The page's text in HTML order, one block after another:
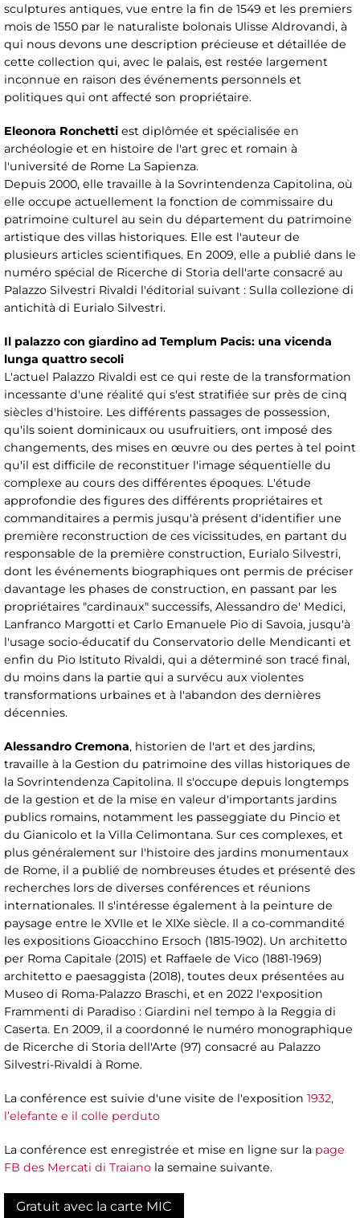
sculptures antiques, vue entre la fin de 1549 et les premiers
mois de 1550 par le naturaliste bolonais Ulisse Aldrovandi, à
qui nous devons une description précieuse et détaillée de
cette collection qui, avec le palais, est restée largement
inconnue en raison des événements personnels et
politiques qui ont affecté son propriétaire.
Eleonora Ronchetti est diplômée et spécialisée en
archéologie et en histoire de l'art grec et romain à
l'université de Rome La Sapienza.
Depuis 2000, elle travaille à la Sovrintendenza Capitolina, où
elle occupe actuellement la fonction de commissaire du
patrimoine culturel au sein du département du patrimoine
artistique des villas historiques. Elle est l'auteur de
plusieurs articles scientifiques. En 2009, elle a publié dans le
numéro spécial de Ricerche di Storia dell'arte consacré au
Palazzo Silvestri Rivaldi l'éditorial suivant : Sulla collezione di
antichità di Eurialo Silvestri.
Il palazzo con giardino ad Templum Pacis: una vicenda
lunga quattro secoli
L'actuel Palazzo Rivaldi est ce qui reste de la transformation
incessante d'une réalité qui s'est stratifiée sur près de cinq
siècles d'histoire. Les différents passages de possession,
qu'ils soient dominicaux ou usufruitiers, ont imposé des
changements, des mises en œuvre ou des pertes à tel point
qu'il est difficile de reconstituer l'image séquentielle du
complexe au cours des différentes époques. L'étude
approfondie des figures des différents propriétaires et
commanditaires a permis jusqu'à présent d'identifier une
première reconstruction de ces vicissitudes, en partant du
responsable de la première construction, Eurialo Silvestri,
dont les événements biographiques ont permis de préciser
davantage les phases de construction, en passant par les
propriétaires "cardinaux" successifs, Alessandro de' Medici,
Lanfranco Margotti et Carlo Emanuele Pio di Savoia, jusqu'à
l'usage socio-éducatif du Conservatorio delle Mendicanti et
enfin du Pio Istituto Rivaldi, qui a déterminé son tracé final,
du moins dans la partie qui a survécu aux violentes
transformations urbaines et à l'abandon des dernières
décennies.
Alessandro Cremona, historien de l'art et des jardins,
travaille à la Gestion du patrimoine des villas historiques de
la Sovrintendenza Capitolina. Il s'occupe depuis longtemps
de la gestion et de la mise en valeur d'importants jardins
publics romains, notamment les passeggiate du Pincio et
du Gianicolo et la Villa Celimontana. Sur ces complexes, et
plus généralement sur l'histoire des jardins monumentaux
de Rome, il a publié de nombreuses études et présenté des
recherches lors de diverses conférences et réunions
internationales. Il s'intéresse également à la peinture de
paysage entre le XVIIe et le XIXe siècle. Il a co-commandité
les expositions Gioacchino Ersoch (1815-1902). Un architetto
per Roma Capitale (2015) et Raffaele de Vico (1881-1969)
architetto e paesaggista (2018), toutes deux présentées au
Museo di Roma-Palazzo Braschi, et en 2022 l'exposition
Frammenti di Paradiso : Giardini nel tempo à la Reggia di
Caserta. En 2009, il a coordonné le numéro monographique
de Ricerche di Storia dell'Arte (97) consacré au Palazzo
Silvestri-Rivaldi à Rome.
La conférence est suivie d'une visite de l'exposition 1932,
l’elefante e il colle perduto
La conférence est enregistrée et mise en ligne sur la page
FB des Mercati di Traiano la semaine suivante.
Gratuit avec la carte MIC